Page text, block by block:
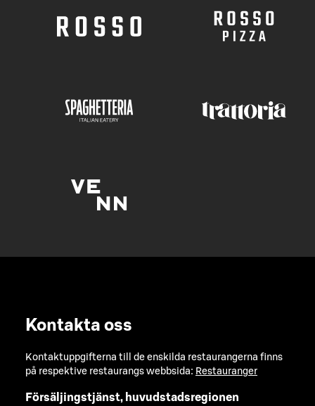
Kontakta oss
Kontaktuppgifterna till de enskilda restaurangerna finns
på respektive restaurangs webbsida: Restauranger
Försäljingstjänst, huvudstadsregionen